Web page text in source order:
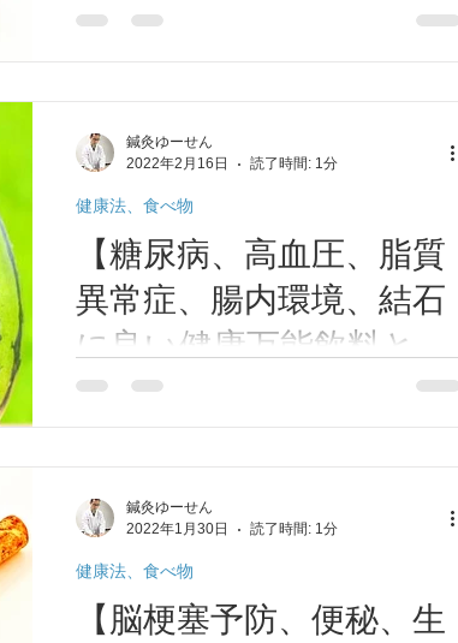
灸、整体/鍼灸ゆーせん
玉ねぎの皮茶の作り方 ①玉ねぎの皮２個分
を水洗いして乾燥させる。 ②水1リットルを
冷やす。(保存期間は2～3日) レモン、ハチミ
ツ、スープのダシとしても使えます。...
【糖尿病、高血圧、脂質
異常症、腸内環境、結石
に良い健康万能飲料と
は？】
健康万能飲料とは？。 ズバリ・・・スイカ
の煮汁です！。 作り方 ①種を取り除く。 ②
(１週間で飲みきる) 50mlを１日2回。 市販の
スイカジュースやスイカ糖などもありま
す。...
健康法、食べ物
鍼灸ゆーせん
2022年2月16日
読了時間: 1分
【脳梗塞予防、便秘、生
健康法、食べ物
鍼灸ゆーせん
2022年1月30日
読了時間: 1分